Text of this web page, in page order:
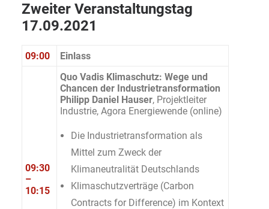
Zweiter Veranstaltungstag
17.09.2021
09:00 Einlass
09:30
–
10:15
Quo Vadis Klimaschutz: Wege und
Chancen der Industrietransformation
Philipp Daniel Hauser, Projektleiter
Industrie, Agora Energiewende (online)
Die Industrietransformation als
Mittel zum Zweck der
Klimaneutralität Deutschlands
Klimaschutzverträge (Carbon
Contracts for Difference) im Kontext